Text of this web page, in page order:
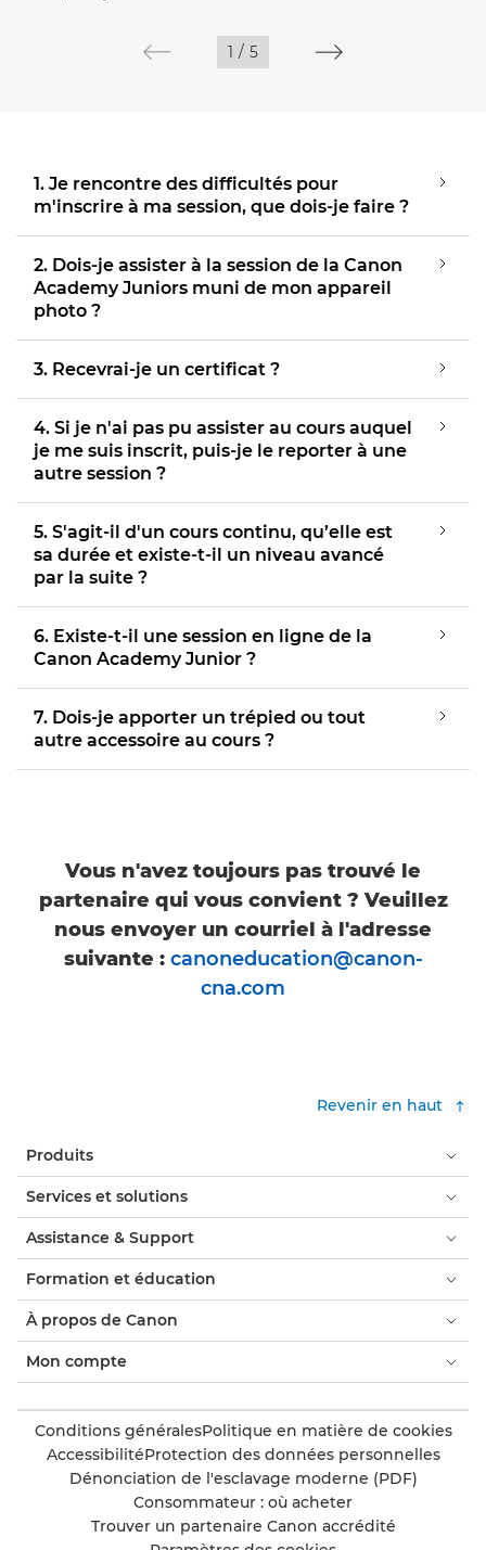
1 / 5
1. Je rencontre des difficultés pour
m'inscrire à ma session, que dois-je faire ?
2. Dois-je assister à la session de la Canon
Academy Juniors muni de mon appareil
photo ?
3. Recevrai-je un certificat ?
4. Si je n'ai pas pu assister au cours auquel
je me suis inscrit, puis-je le reporter à une
autre session ?
5. S'agit-il d'un cours continu, qu’elle est
sa durée et existe-t-il un niveau avancé
par la suite ?
6. Existe-t-il une session en ligne de la
Canon Academy Junior ?
7. Dois-je apporter un trépied ou tout
autre accessoire au cours ?
Vous n'avez toujours pas trouvé le
partenaire qui vous convient ? Veuillez
nous envoyer un courriel à l'adresse
suivante : canoneducation@canon-
cna.com
Revenir en haut
Produits
Services et solutions
Assistance & Support
Formation et éducation
À propos de Canon
Mon compte
Conditions généralesPolitique en matière de cookies
AccessibilitéProtection des données personnelles
Dénonciation de l'esclavage moderne (PDF)
Consommateur : où acheter
Trouver un partenaire Canon accrédité